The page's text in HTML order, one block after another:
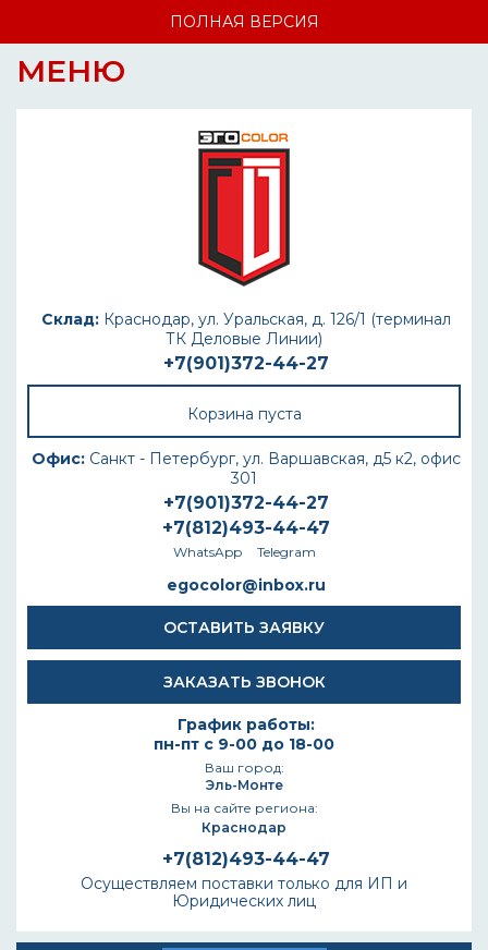
ПОЛНАЯ ВЕРСИЯ
МЕНЮ
Склад: Краснодар, ул. Уральская, д. 126/1 (терминал
ТК Деловые Линии)
+7(901)372-44-27
Корзина пуста
Офис: Санкт - Петербург, ул. Варшавская, д5 к2, офис
301
+7(901)372-44-27
+7(812)493-44-47
WhatsApp Telegram
egocolor@inbox.ru
ОСТАВИТЬ ЗАЯВКУ
ЗАКАЗАТЬ ЗВОНОК
График работы:
пн-пт с 9-00 до 18-00
Ваш город:
Эль-Монте
Вы на сайте региона:
Краснодар
+7(812)493-44-47
Осуществляем поставки только для ИП и
Юридических лиц